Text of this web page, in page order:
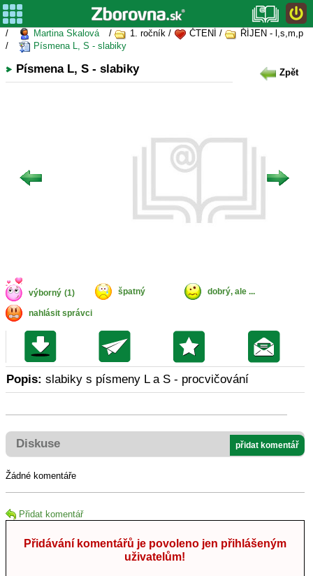
/ Martina Skalová / 1. ročník / ČTENÍ /
ŘÍJEN - l,s,m,p
/
Písmena L, S - slabiky
Písmena L, S - slabiky Zpět
výborný (1) špatný dobrý, ale ...
nahlásit správci
Popis: slabiky s písmeny L a S - procvičování
Diskuse přidat komentář
Žádné komentáře
Přidat komentář
Přidávání komentářů je povoleno jen přihlášeným
uživatelům!